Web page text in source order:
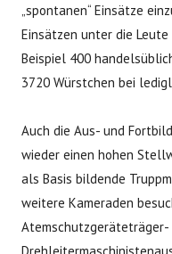
„spontanen“ Einsätze
Einsätzen unter die
Beispiel 400
3720 Würstchen bei
Auch die Aus- und
wieder einen hohen
als Basis bildende
weitere Kameraden
Atemschutzgeräteträger-